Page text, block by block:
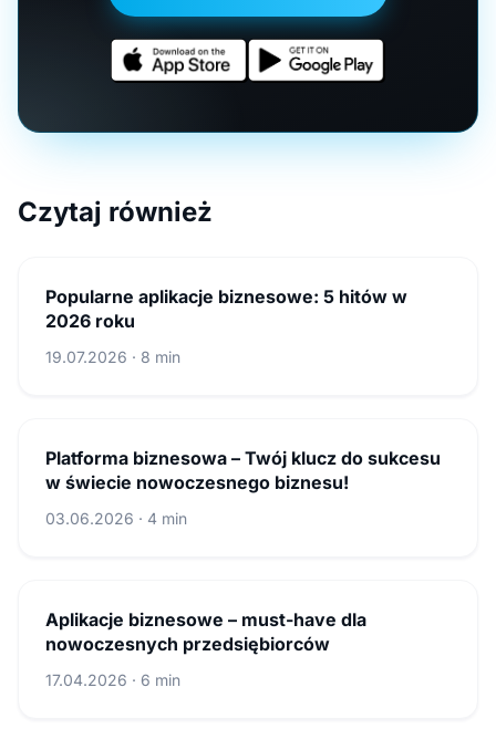
Czytaj również
Popularne aplikacje biznesowe: 5 hitów w
2026 roku
19.07.2026 · 8 min
Platforma biznesowa – Twój klucz do sukcesu
w świecie nowoczesnego biznesu!
03.06.2026 · 4 min
Aplikacje biznesowe – must-have dla
nowoczesnych przedsiębiorców
17.04.2026 · 6 min